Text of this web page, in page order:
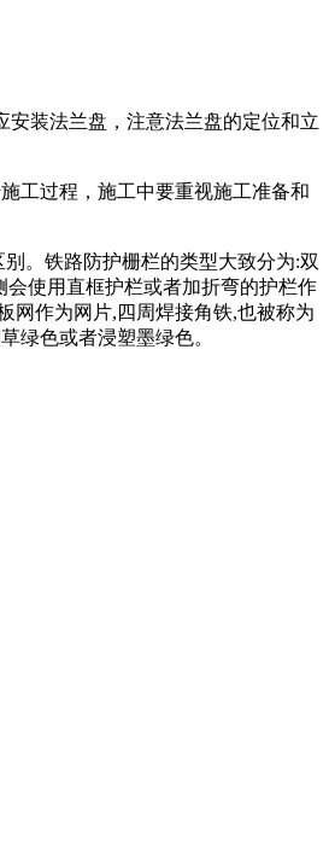
装法兰盘，注意法兰盘的定位和立
工过程，施工中要重视施工准备和
。铁路防护栅栏的类型大致分为:双
使用直框护栏或者加折弯的护栏作
网作为网片,四周焊接角铁,也被称为
绿色或者浸塑墨绿色。